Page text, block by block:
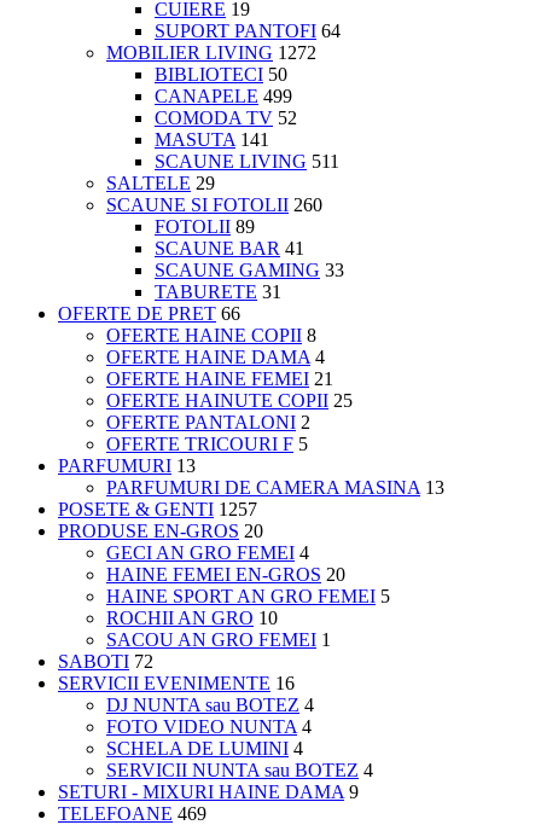
CUIERE 19
SUPORT PANTOFI 64
MOBILIER LIVING 1272
BIBLIOTECI 50
CANAPELE 499
COMODA TV 52
MASUTA 141
SCAUNE LIVING 511
SALTELE 29
SCAUNE SI FOTOLII 260
FOTOLII 89
SCAUNE BAR 41
SCAUNE GAMING 33
TABURETE 31
OFERTE DE PRET 66
OFERTE HAINE COPII 8
OFERTE HAINE DAMA 4
OFERTE HAINE FEMEI 21
OFERTE HAINUTE COPII 25
OFERTE PANTALONI 2
OFERTE TRICOURI F 5
PARFUMURI 13
PARFUMURI DE CAMERA MASINA 13
POSETE & GENTI 1257
PRODUSE EN-GROS 20
GECI AN GRO FEMEI 4
HAINE FEMEI EN-GROS 20
HAINE SPORT AN GRO FEMEI 5
ROCHII AN GRO 10
SACOU AN GRO FEMEI 1
SABOTI 72
SERVICII EVENIMENTE 16
DJ NUNTA sau BOTEZ 4
FOTO VIDEO NUNTA 4
SCHELA DE LUMINI 4
SERVICII NUNTA sau BOTEZ 4
SETURI - MIXURI HAINE DAMA 9
TELEFOANE 469